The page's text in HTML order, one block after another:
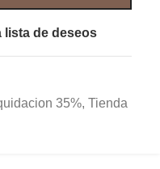
lista de deseos
35%, Tienda